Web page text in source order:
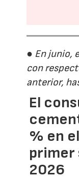
● En junio,
con
anterior,
El
% en
primer
2026